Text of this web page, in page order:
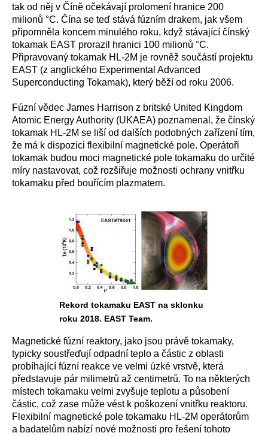
tak od něj v Číně očekávají prolomení hranice 200
milionů °C. Čína se teď stává fúzním drakem, jak všem
připomněla koncem minulého roku, když stávající čínský
tokamak EAST prorazil hranici 100 milionů °C.
Připravovaný tokamak HL-2M je rovněž součástí projektu
EAST (z anglického Experimental Advanced
Superconducting Tokamak), který běží od roku 2006.
Fúzní vědec James Harrison z britské United Kingdom
Atomic Energy Authority (UKAEA) poznamenal, že čínský
tokamak HL-2M se liší od dalších podobných zařízení tím,
že má k dispozici flexibilní magnetické pole. Operátoři
tokamak budou moci magnetické pole tokamaku do určité
míry nastavovat, což rozšiřuje možnosti ochrany vnitřku
tokamaku před bouřícím plazmatem.
Rekord tokamaku EAST na sklonku
roku 2018. EAST Team.
Magnetické fúzní reaktory, jako jsou právě tokamaky,
typicky soustřeďují odpadní teplo a částic z oblasti
probíhající fúzní reakce ve velmi úzké vrstvě, která
představuje pár milimetrů až centimetrů. To na některých
místech tokamaku velmi zvyšuje teplotu a působení
částic, což zase může vést k poškození vnitřku reaktoru.
Flexibilní magnetické pole tokamaku HL-2M operátorům
a badatelům nabízí nové možnosti pro řešení tohoto